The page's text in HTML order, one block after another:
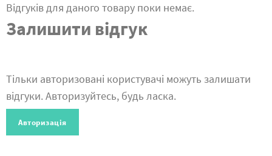
Відгуків для даного товару поки немає.
Залишити відгук
Тільки авторизовані користувачі можуть залишати
відгуки. Авторизуйтесь, будь ласка.
Авторизація